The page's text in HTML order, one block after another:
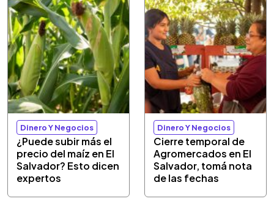
Dinero Y Negocios
¿Puede subir más el
precio del maíz en El
Salvador? Esto dicen
expertos
Dinero Y Negocios
Cierre temporal de
Agromercados en El
Salvador, tomá nota
de las fechas